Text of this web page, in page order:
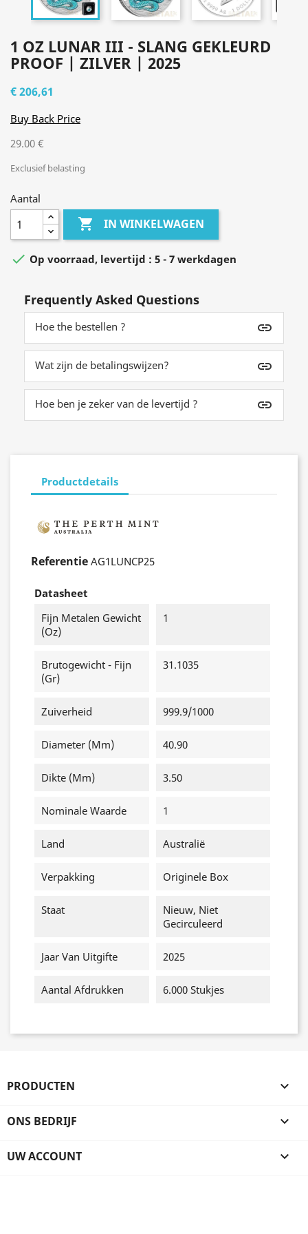
1 OZ LUNAR III - SLANG GEKLEURD
PROOF | ZILVER | 2025
€ 206,61
Buy Back Price
29.00 €
Exclusief belasting
Aantal
 IN WINKELWAGEN
 Op voorraad, levertijd : 5 - 7 werkdagen
Frequently Asked Questions
Hoe the bestellen ? insert_link
Wat zijn de betalingswijzen? insert_link
Hoe ben je zeker van de levertijd ? insert_link
Productdetails
Referentie AG1LUNCP25
Datasheet
Fijn Metalen Gewicht
(oz)
1
Brutogewicht - Fijn
(gr)
31.1035
Zuiverheid 999.9/1000
Diameter (mm) 40.90
Dikte (mm) 3.50
Nominale Waarde 1
Land Australië
Verpakking Originele Box
Staat
Nieuw, Niet
Gecirculeerd
Jaar Van Uitgifte 2025
Aantal Afdrukken 6.000 Stukjes
PRODUCTEN 
ONS BEDRIJF 
UW ACCOUNT 